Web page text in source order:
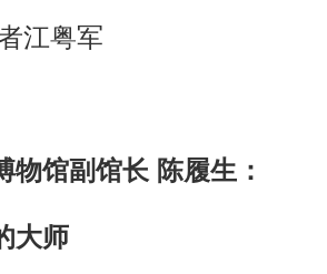
江粤军
物馆副馆长 陈履生：
大师